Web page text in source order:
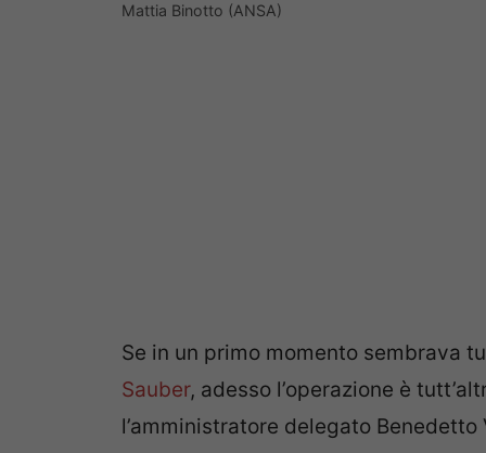
Mattia Binotto (ANSA)
Se in un primo momento sembrava
Sauber, adesso l’operazione è
l’amministratore delegato